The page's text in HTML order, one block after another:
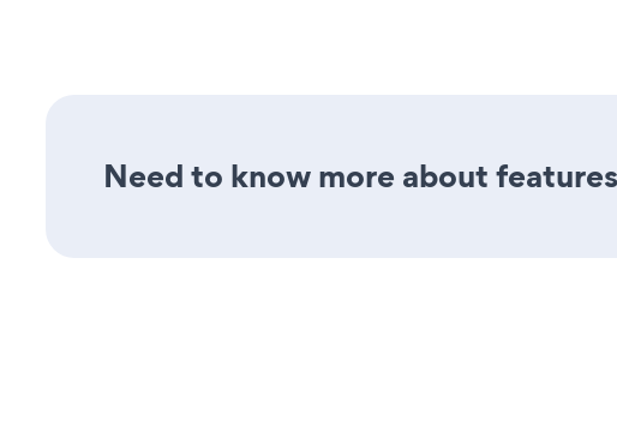
Need to know more about